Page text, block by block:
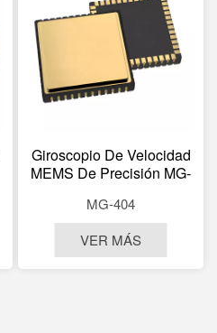
Giroscopio De Velocidad
MEMS De Precisión MG-
MG-404
VER MÁS